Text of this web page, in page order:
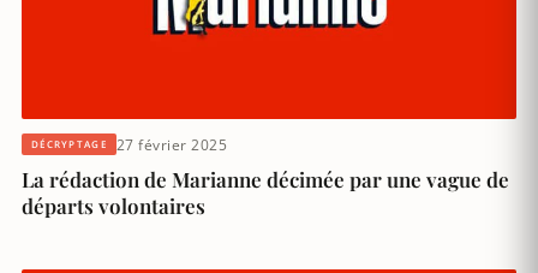
DÉCRYPTAGE 27 février 2025
La rédaction de Marianne décimée par une vague de
départs volontaires